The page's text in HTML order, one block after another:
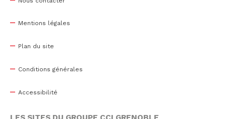
Mentions légales
Plan du site
Conditions générales
Accessibilité